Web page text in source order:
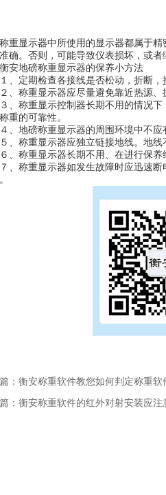
显示器中所使用的显示器都属于精
确。否则，可能导致仪表损坏，或者
地磅称重显示器的保养小方法
定期检查各接线是否松动，折断，
称重显示器应尽量避免靠近热源、
称重显示控制器长期不用的情况下
重的可靠性。
地磅称重显示器的周围环境中不应
称重显示器应独立链接地线。地线
称重显示器长期不用、在进行保养
称重显示器如发生故障时应迅速断
：衡安称重软件教您如何判定称重软
：衡安称重软件的红外对射安装应注